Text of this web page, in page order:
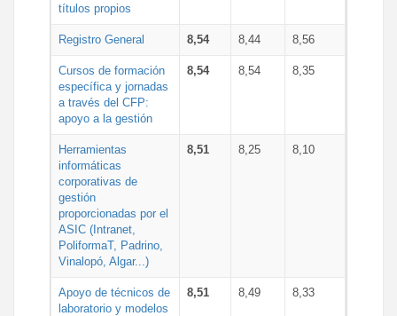
títulos propios
Registro General 8,54 8,44 8,56
Cursos de formación
específica y jornadas
a través del CFP:
apoyo a la gestión
8,54 8,54 8,35
Herramientas
informáticas
corporativas de
gestión
proporcionadas por el
ASIC (Intranet,
PoliformaT, Padrino,
Vinalopó, Algar...)
8,51 8,25 8,10
Apoyo de técnicos de
laboratorio y modelos
8,51 8,49 8,33